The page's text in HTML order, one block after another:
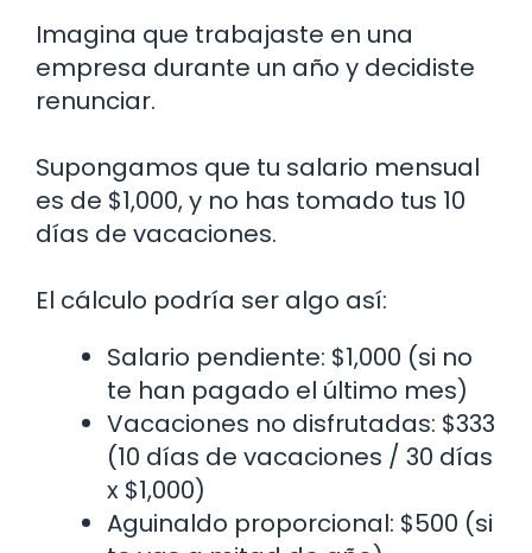
Imagina que trabajaste en una
empresa durante un año y decidiste
renunciar.
Supongamos que tu salario mensual
es de $1,000, y no has tomado tus 10
días de vacaciones.
El cálculo podría ser algo así:
Salario pendiente: $1,000 (si no
te han pagado el último mes)
Vacaciones no disfrutadas: $333
(10 días de vacaciones / 30 días
x $1,000)
Aguinaldo proporcional: $500 (si